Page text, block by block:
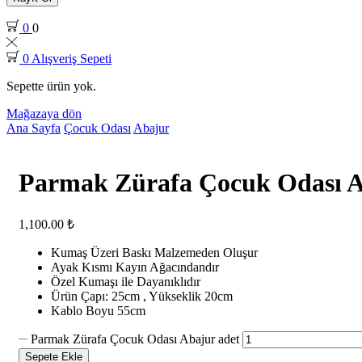
0 0
0 Alışveriş Sepeti
Sepette ürün yok.
Mağazaya dön
Ana Sayfa Çocuk Odası Abajur
Parmak Zürafa Çocuk Odası
1,100.00 ₺
Kumaş Üzeri Baskı Malzemeden Oluşur
Ayak Kısmı Kayın Ağacındandır
Özel Kumaşı ile Dayanıklıdır
Ürün Çapı: 25cm , Yükseklik 20cm
Kablo Boyu 55cm
Parmak Zürafa Çocuk Odası Abajur adet
Sepete Ekle